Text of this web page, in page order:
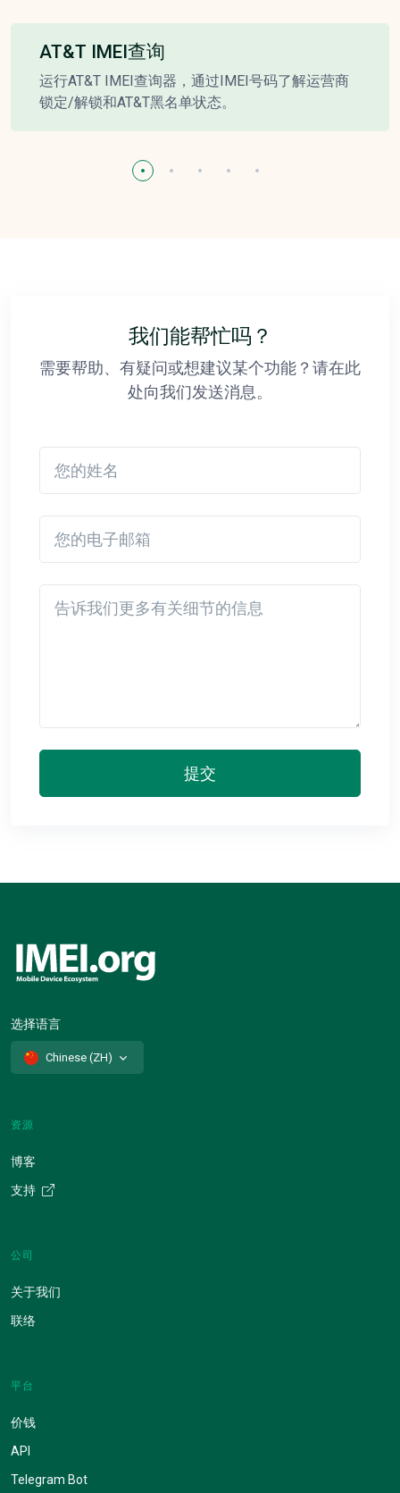
AT&T IMEI查询
运行AT&T IMEI查询器，通过IMEI号码了解运营商
锁定/解锁和AT&T黑名单状态。
我们能帮忙吗？
需要帮助、有疑问或想建议某个功能？请在此
处向我们发送消息。
提交
选择语言
Chinese (ZH)
资源
博客
支持
公司
关于我们
联络
平台
价钱
API
Telegram Bot